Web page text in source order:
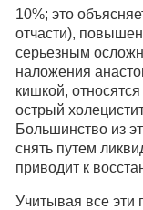
10%; это
отчасти),
серьезным
наложения
кишкой,
острый
Большинство из
снять путем
приводит к
Учитывая все эти